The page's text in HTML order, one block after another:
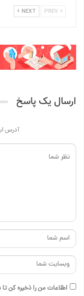
NEXT
ارسال یک پاسخ
آدرس
اطلاعات من را ذخیره کن